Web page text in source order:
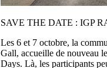
SAVE THE DATE : IGP
Les 6 et 7 octobre, la
Gall, accueille de nouveau
Days. Là, les participants